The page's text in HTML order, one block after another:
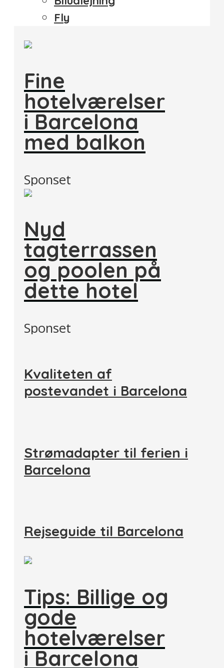
Fly
Fine
hotelværelser
i Barcelona
med balkon
Sponset
Nyd
tagterrassen
og poolen på
dette hotel
Sponset
Kvaliteten af
postevandet i Barcelona
Strømadapter til ferien i
Barcelona
Rejseguide til Barcelona
Tips: Billige og
gode
hotelværelser
i Barcelona